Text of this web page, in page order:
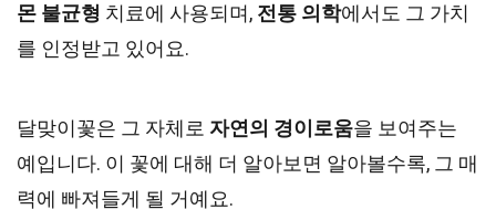
몬 불균형 치료에 사용되며, 전통 의학에서도 그 가치
를 인정받고 있어요.
달맞이꽃은 그 자체로 자연의 경이로움을 보여주는
예입니다. 이 꽃에 대해 더 알아보면 알아볼수록, 그 매
력에 빠져들게 될 거예요.